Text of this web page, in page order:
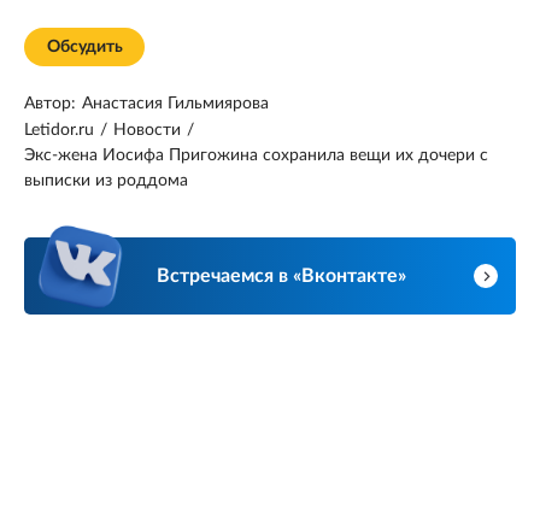
Обсудить
Автор: Анастасия Гильмиярова
Letidor.ru / Новости /
Экс-жена Иосифа Пригожина сохранила вещи их дочери с
выписки из роддома
Встречаемся в «Вконтакте»